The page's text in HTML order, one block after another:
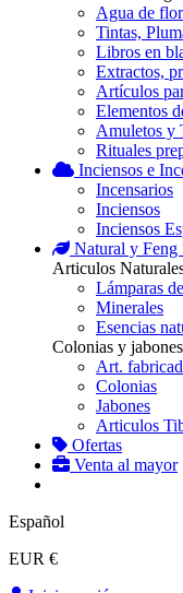
Agua de
Tintas,
Libros en
Extractos,
Artículos
Elementos
Amuletos y
Rituales
Inciensos e
Incensarios
Inciensos
Inciensos
Natural y Feng
Articulos
Lámparas
Minerales
Esencias
Colonias y jabones
Art.
Colonias
Jabones
Articulos
Ofertas
Venta al mayor
Español
EUR €